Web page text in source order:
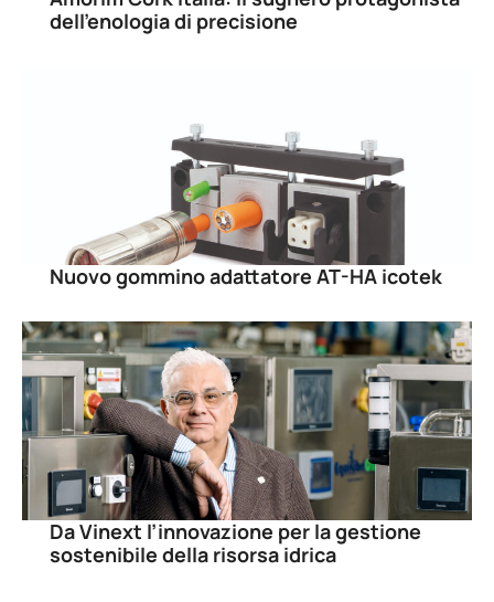
dell’enologia di precisione
Nuovo gommino adattatore AT-HA icotek
Da Vinext l’innovazione per la gestione
sostenibile della risorsa idrica